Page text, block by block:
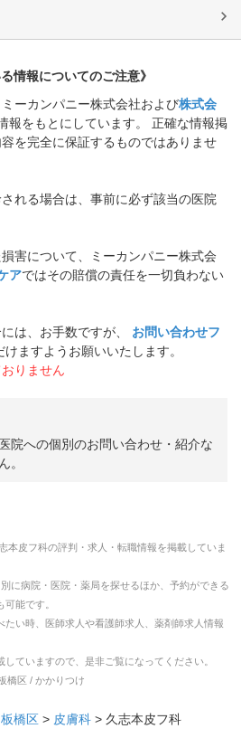
情報についてのご注意》
ーカンパニー株式会社および株式会
報をもとにしています。 正確な情報掲
を完全に保証するものではありませ
れる場合は、事前に必ず該当の医院
害について、ミーカンパニー株式会
アではその賠償の責任を一切負わない
は、お手数ですが、
お問い合わせフ
ますようお願いいたします。
りません
院への個別のお問い合わせ・紹介な
。
本皮フ科の評判・求人・転職情報を掲載していま
に病院・医院・薬局を探せるほか、予約ができる
能です。
い時、医師求人や看護師求人、薬剤師求人情報
ていますので、是非ご覧になってください。
橋区 / かかりつけ
板橋区 > 皮膚科 > 久志本皮フ科